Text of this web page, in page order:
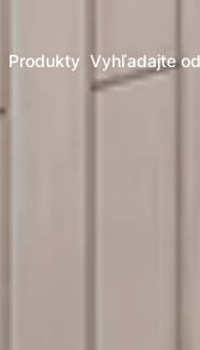
Produkty Vyhľadajte